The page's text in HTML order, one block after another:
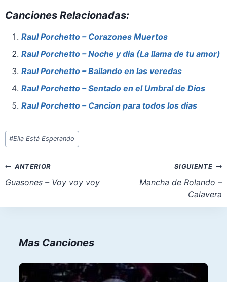
c
e
b
o
o
k
er
e
st
at
s
A
p
p
st
o
d
o
n
ai
l
e
Canciones Relacionadas:
Raul Porchetto – Corazones Muertos
Raul Porchetto – Noche y dia (La llama de tu amor)
Raul Porchetto – Bailando en las veredas
Raul Porchetto – Sentado en el Umbral de Dios
Raul Porchetto – Cancion para todos los dias
Etiquetas
de
entrada:
#Ella Está Esperando
Navegación
de
ANTERIOR
Guasones – Voy voy voy
SIGUIENTE
Mancha de Rolando –
Calavera
Mas Canciones